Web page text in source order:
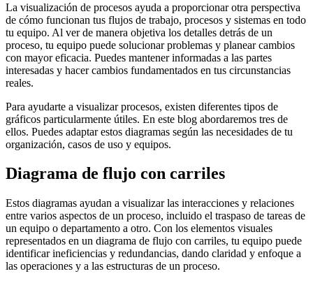
La visualización de procesos ayuda a proporcionar otra perspectiva
de cómo funcionan tus flujos de trabajo, procesos y sistemas en todo
tu equipo. Al ver de manera objetiva los detalles detrás de un
proceso, tu equipo puede solucionar problemas y planear cambios
con mayor eficacia. Puedes mantener informadas a las partes
interesadas y hacer cambios fundamentados en tus circunstancias
reales.
Para ayudarte a visualizar procesos, existen diferentes tipos de
gráficos particularmente útiles. En este blog abordaremos tres de
ellos. Puedes adaptar estos diagramas según las necesidades de tu
organización, casos de uso y equipos.
Diagrama de flujo con carriles
Estos diagramas ayudan a visualizar las interacciones y relaciones
entre varios aspectos de un proceso, incluido el traspaso de tareas de
un equipo o departamento a otro. Con los elementos visuales
representados en un diagrama de flujo con carriles, tu equipo puede
identificar ineficiencias y redundancias, dando claridad y enfoque a
las operaciones y a las estructuras de un proceso.